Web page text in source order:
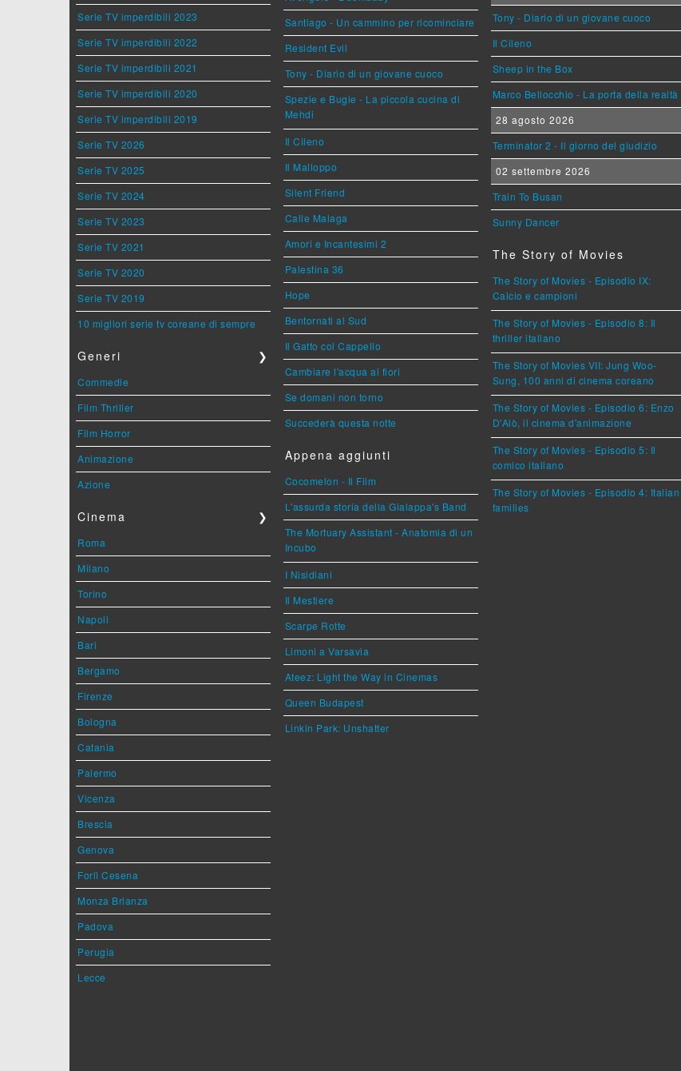
Serie TV imperdibili 2023
Serie TV imperdibili 2022
Serie TV imperdibili 2021
Serie TV imperdibili 2020
Serie TV imperdibili 2019
Serie TV 2026
Serie TV 2025
Serie TV 2024
Serie TV 2023
Serie TV 2021
Serie TV 2020
Serie TV 2019
10 migliori serie tv coreane di sempre
Generi ❯
Commedie
Film Thriller
Film Horror
Animazione
Azione
Cinema ❯
Roma
Milano
Torino
Napoli
Bari
Bergamo
Firenze
Bologna
Catania
Palermo
Vicenza
Brescia
Genova
Forlì Cesena
Monza Brianza
Padova
Perugia
Lecce
Santiago - Un cammino per ricominciare
Resident Evil
Tony - Diario di un giovane cuoco
Spezie e Bugie - La piccola cucina di
Mehdi
Il Cileno
Il Malloppo
Silent Friend
Calle Malaga
Amori e Incantesimi 2
Palestina 36
Hope
Bentornati al Sud
Il Gatto col Cappello
Cambiare l'acqua ai fiori
Se domani non torno
Succederà questa notte
Appena aggiunti
Cocomelon - Il Film
L'assurda storia della Gialappa's Band
The Mortuary Assistant - Anatomia di un
Incubo
I Nisidiani
Il Mestiere
Scarpe Rotte
Limoni a Varsavia
Ateez: Light the Way in Cinemas
Queen Budapest
Linkin Park: Unshatter
Tony - Diario di un giovane cuoco
Il Cileno
Sheep in the Box
Marco Bellocchio - La porta della realtà
28 agosto 2026
Terminator 2 - Il giorno del giudizio
02 settembre 2026
Train To Busan
Sunny Dancer
The Story of Movies
The Story of Movies - Episodio IX:
Calcio e campioni
The Story of Movies - Episodio 8: Il
thriller italiano
The Story of Movies VII: Jung Woo-
Sung, 100 anni di cinema coreano
The Story of Movies - Episodio 6: Enzo
D'Alò, il cinema d'animazione
The Story of Movies - Episodio 5: Il
comico italiano
The Story of Movies - Episodio 4: Italian
families